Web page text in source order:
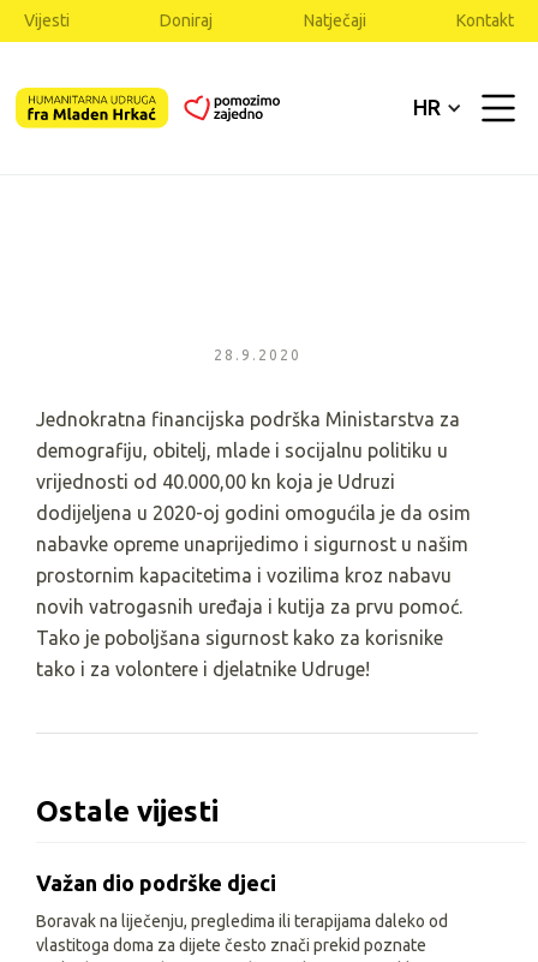
Vijesti Doniraj Natječaji Kontakt
HR
28.9.2020
Jednokratna financijska podrška Ministarstva za
demografiju, obitelj, mlade i socijalnu politiku u
vrijednosti od 40.000,00 kn koja je Udruzi
dodijeljena u 2020-oj godini omogućila je da osim
nabavke opreme unaprijedimo i sigurnost u našim
prostornim kapacitetima i vozilima kroz nabavu
novih vatrogasnih uređaja i kutija za prvu pomoć.
Tako je poboljšana sigurnost kako za korisnike
tako i za volontere i djelatnike Udruge!
Ostale vijesti
Važan dio podrške djeci
Boravak na liječenju, pregledima ili terapijama daleko od
vlastitoga doma za dijete često znači prekid poznate